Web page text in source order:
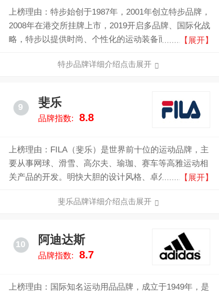
上榜理由：特步始创于1987年，2001年创立特步品牌，
2008年在港交所挂牌上市，2019开启多品牌、国际化战
略，特步以提供时尚、个性化的运动装备而闻名，产品
运动装备等，致力于成为全球运动时尚第一品牌，
【展开】
特步品牌详细介绍点击展开
9 斐乐
品牌指数: 8.8
上榜理由：FILA（斐乐）是世界前十位的运动品牌，主
要从事网球、滑雪、高尔夫、瑜珈、赛车等高雅运动相
关产品的开发。明快大胆的设计风格、卓尔不群的高雅
动品牌中风韵独具，誉满全球。 品牌于1911年由FILA
史。上个世纪七十年代，FILA配合多元化策略，拓展运
动服装业务。并在之后的岁月里先后开发了高尔夫、网
球、健身，瑜伽、跑步及滑雪系列，最终奠定了世界著
典范。
【展开】
斐乐品牌详细介绍点击展开
10 阿迪达斯
品牌指数: 8.7
上榜理由：国际知名运动用品品牌，成立于1949年，是